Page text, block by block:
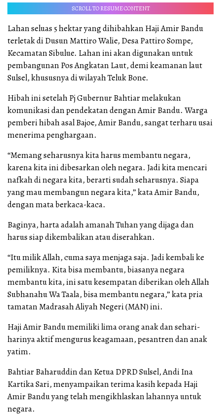
SCROLL TO RESUME CONTENT
Lahan seluas 5 hektar yang dihibahkan Haji Amir Bandu
terletak di Dusun Mattiro Walie, Desa Pattiro Sompe,
Kecamatan Sibulue. Lahan ini akan digunakan untuk
pembangunan Pos Angkatan Laut, demi keamanan laut
Sulsel, khususnya di wilayah Teluk Bone.
Hibah ini setelah Pj Gubernur Bahtiar melakukan
komunikasi dan pendekatan dengan Amir Bandu. Warga
pemberi hibah asal Bajoe, Amir Bandu, sangat terharu usai
menerima penghargaan.
“Memang seharusnya kita harus membantu negara,
karena kita ini dibesarkan oleh negara. Jadi kita mencari
nafkah di negara kita, berarti sudah seharusnya. Siapa
yang mau membangun negara kita,” kata Amir Bandu,
dengan mata berkaca-kaca.
Baginya, harta adalah amanah Tuhan yang dijaga dan
harus siap dikembalikan atau diserahkan.
“Itu milik Allah, cuma saya menjaga saja. Jadi kembali ke
pemiliknya. Kita bisa membantu, biasanya negara
membantu kita, ini satu kesempatan diberikan oleh Allah
Subhanahu Wa Taala, bisa membantu negara,” kata pria
tamatan Madrasah Aliyah Negeri (MAN) ini.
Haji Amir Bandu memiliki lima orang anak dan sehari-
harinya aktif mengurus keagamaan, pesantren dan anak
yatim.
Bahtiar Baharuddin dan Ketua DPRD Sulsel, Andi Ina
Kartika Sari, menyampaikan terima kasih kepada Haji
Amir Bandu yang telah mengikhlaskan lahannya untuk
negara.